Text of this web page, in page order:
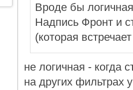
Вроде бы
Надпись Фронт и
(которая
не логичная - когда
на других фильтрах